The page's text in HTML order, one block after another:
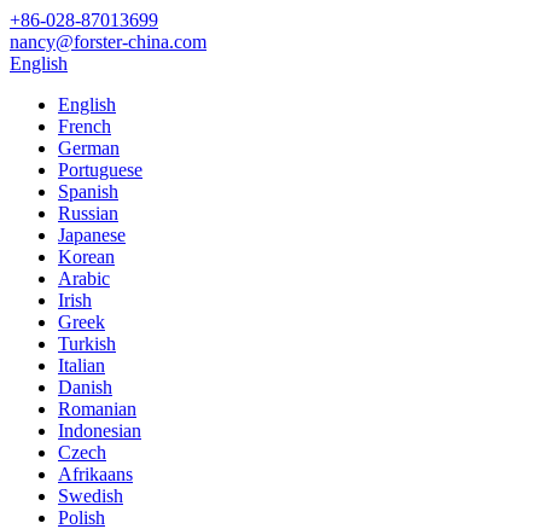
+86-028-87013699
nancy@forster-china.com
English
English
French
German
Portuguese
Spanish
Russian
Japanese
Korean
Arabic
Irish
Greek
Turkish
Italian
Danish
Romanian
Indonesian
Czech
Afrikaans
Swedish
Polish